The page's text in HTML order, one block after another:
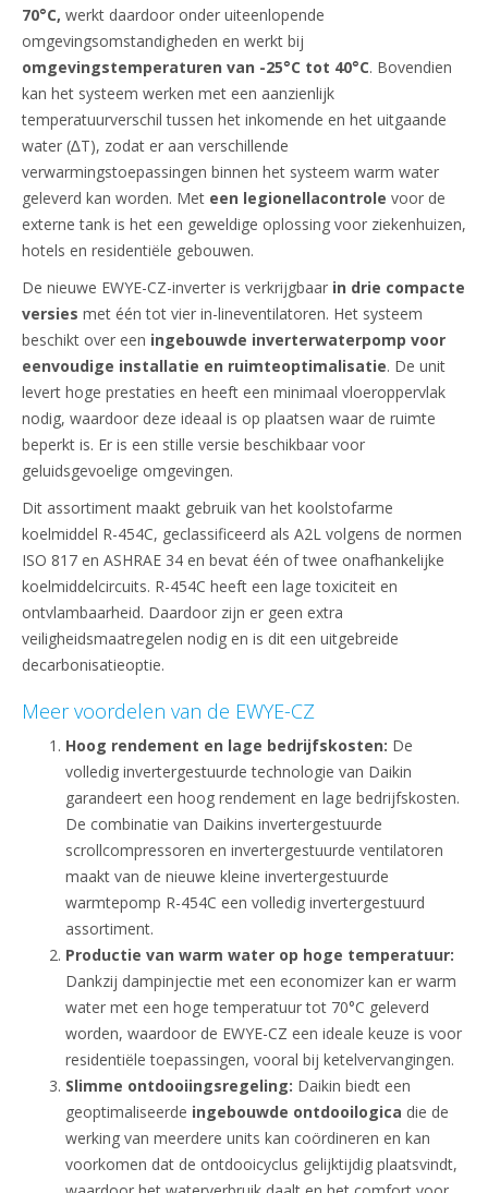
70°C, werkt daardoor onder uiteenlopende
omgevingsomstandigheden en werkt bij
omgevingstemperaturen van -25°C tot 40°C. Bovendien
kan het systeem werken met een aanzienlijk
temperatuurverschil tussen het inkomende en het uitgaande
water (∆T), zodat er aan verschillende
verwarmingstoepassingen binnen het systeem warm water
geleverd kan worden. Met een legionellacontrole voor de
externe tank is het een geweldige oplossing voor ziekenhuizen,
hotels en residentiële gebouwen.
De nieuwe EWYE-CZ-inverter is verkrijgbaar in drie compacte
versies met één tot vier in-lineventilatoren. Het systeem
beschikt over een ingebouwde inverterwaterpomp voor
eenvoudige installatie en ruimteoptimalisatie. De unit
levert hoge prestaties en heeft een minimaal vloeroppervlak
nodig, waardoor deze ideaal is op plaatsen waar de ruimte
beperkt is. Er is een stille versie beschikbaar voor
geluidsgevoelige omgevingen.
Dit assortiment maakt gebruik van het koolstofarme
koelmiddel R-454C, geclassificeerd als A2L volgens de normen
ISO 817 en ASHRAE 34 en bevat één of twee onafhankelijke
koelmiddelcircuits. R-454C heeft een lage toxiciteit en
ontvlambaarheid. Daardoor zijn er geen extra
veiligheidsmaatregelen nodig en is dit een uitgebreide
decarbonisatieoptie.
Meer voordelen van de EWYE-CZ
Hoog rendement en lage bedrijfskosten: De
volledig invertergestuurde technologie van Daikin
garandeert een hoog rendement en lage bedrijfskosten.
De combinatie van Daikins invertergestuurde
scrollcompressoren en invertergestuurde ventilatoren
maakt van de nieuwe kleine invertergestuurde
warmtepomp R-454C een volledig invertergestuurd
assortiment.
Productie van warm water op hoge temperatuur:
Dankzij dampinjectie met een economizer kan er warm
water met een hoge temperatuur tot 70°C geleverd
worden, waardoor de EWYE-CZ een ideale keuze is voor
residentiële toepassingen, vooral bij ketelvervangingen.
Slimme ontdooiingsregeling: Daikin biedt een
geoptimaliseerde ingebouwde ontdooilogica die de
werking van meerdere units kan coördineren en kan
voorkomen dat de ontdooicyclus gelijktijdig plaatsvindt,